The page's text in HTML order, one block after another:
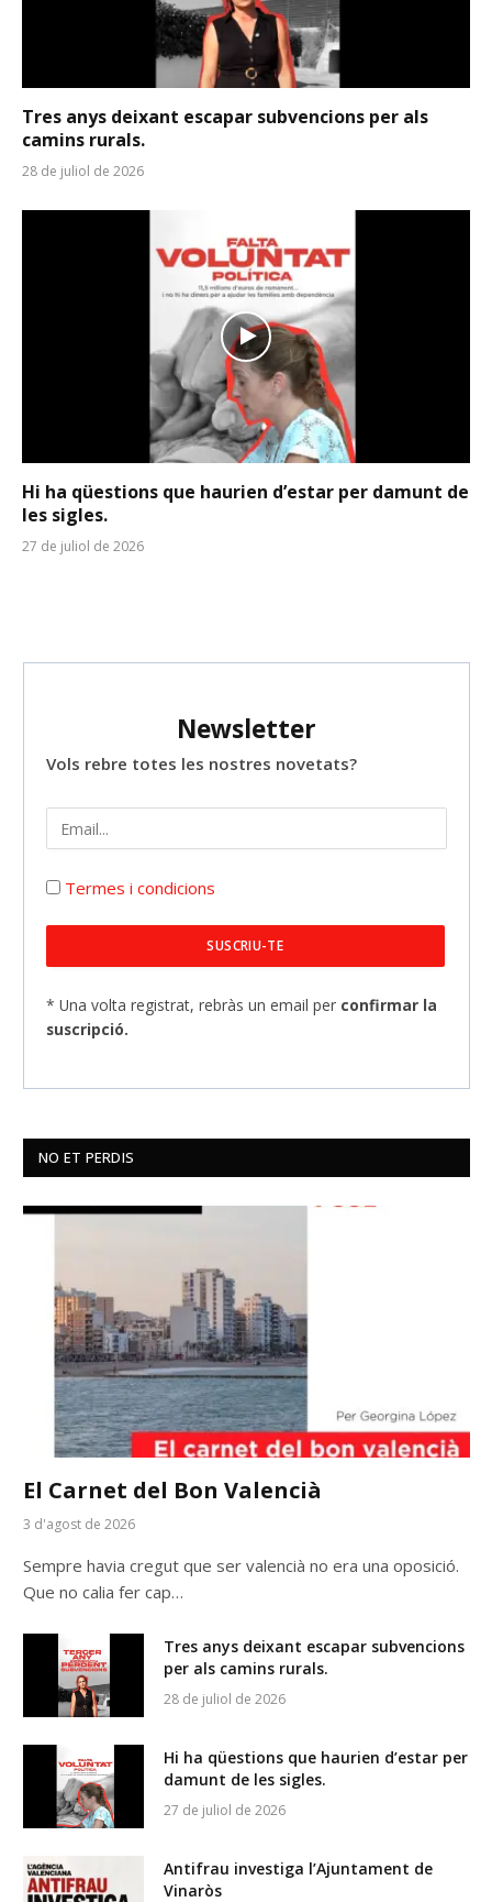
Tres anys deixant escapar subvencions per als
camins rurals.
28 de juliol de 2026
Hi ha qüestions que haurien d’estar per damunt de
les sigles.
27 de juliol de 2026
Newsletter
Vols rebre totes les nostres novetats?
Termes i condicions
* Una volta registrat, rebràs un email per confirmar la
suscripció.
NO ET PERDIS
El Carnet del Bon Valencià
3 d'agost de 2026
Sempre havia cregut que ser valencià no era una oposició.
Que no calia fer cap…
Tres anys deixant escapar subvencions
per als camins rurals.
28 de juliol de 2026
Hi ha qüestions que haurien d’estar per
damunt de les sigles.
27 de juliol de 2026
Antifrau investiga l’Ajuntament de
Vinaròs